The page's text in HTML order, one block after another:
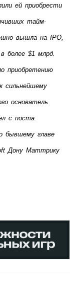
ей приобрести
тайм-
вышла на IPO,
более $1 млрд.
приобретению
сильнейшему
основатель
с поста
бывшему главе
Дону Маттрику